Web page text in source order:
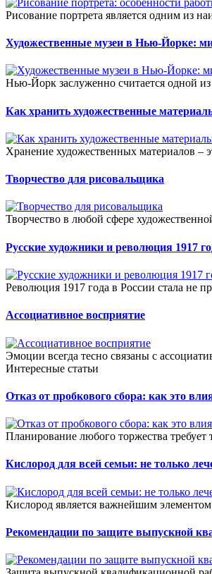
Рисование портрета является одним из
Художественные музеи в Нью-Йорке:
Нью-Йорк заслуженно считается одной
Как хранить художественные
Хранение художественных материалов –
Творчество для рисовальщика
Творчество в любой сфере
Русские художники и революция 1917
Революция 1917 года в России стала не
Ассоциативное восприятие
Эмоции всегда тесно связаны с
Интересные статьи
Отказ от пробкового сбора: как это
Планирование любого торжества требует
Кислород для всей семьи: не только
Кислород является важнейшим
Рекомендации по защите выпускной